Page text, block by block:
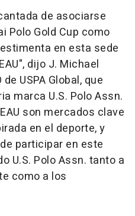
de asociarse
Polo Gold Cup como
en esta sede
dijo J. Michael
USPA Global, que
marca U.S. Polo Assn.
son mercados clave
en el deporte, y
participar en este
U.S. Polo Assn. tanto a
como a los